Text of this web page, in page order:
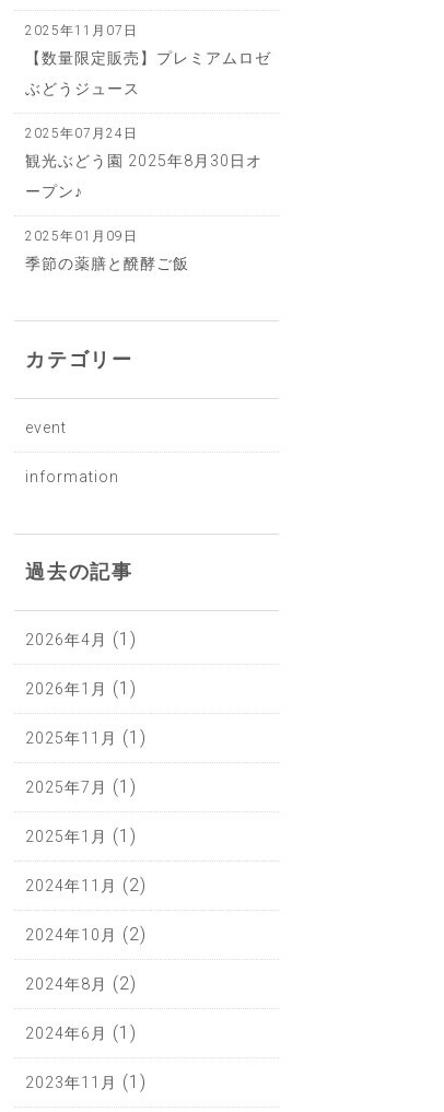
2025年11月07日
【数量限定販売】プレミアムロゼ
ぶどうジュース
2025年07月24日
観光ぶどう園​ 2025年8月30日オ
ープン♪
2025年01月09日
季節の薬膳と醗酵ご飯
カテゴリー
event
information
過去の記事
2026年4月 (1)
2026年1月 (1)
2025年11月 (1)
2025年7月 (1)
2025年1月 (1)
2024年11月 (2)
2024年10月 (2)
2024年8月 (2)
2024年6月 (1)
2023年11月 (1)